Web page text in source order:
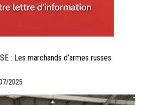
: Les marchands d’armes russes
2025